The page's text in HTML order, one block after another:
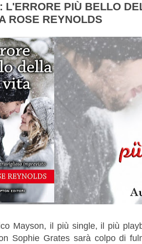
L'ERRORE PIÙ BELLO
ROSE REYNOLDS
Mayson, il più single, il più
Sophie Grates sarà colpo di